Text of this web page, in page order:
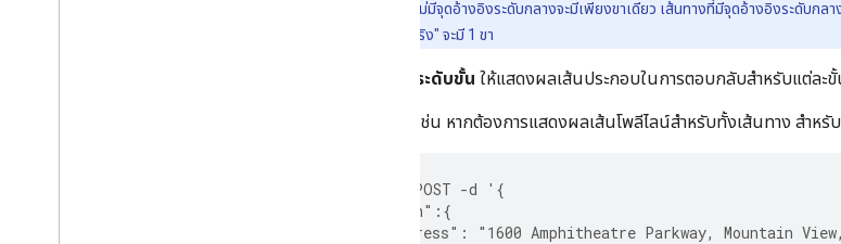
ที่ไม่มีจุดอ้างอิงระดับกลางจะมีเพียงขาเดียว เส้นทางที่มีจุดอ้างอิงระดับก
"จริง" จะมี 1 ขา
ที่ระดับขั้น ให้แสดงผลเส้นประกอบในการตอบกลับสำหรับแต่ละขั้
ตัวอย่างเช่น หากต้องการแสดงผลเส้นโพลีไลน์สำหรับทั้งเส้นทาง สำห
curl -X POST -d '{
  "origin":{
"address": "1600 Amphitheatre Parkway, Mountain